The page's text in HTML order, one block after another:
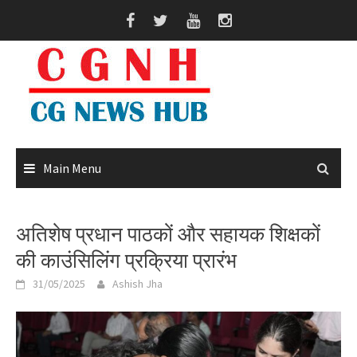
content
Main Menu
अतिशेष प्रधान पाठकों और सहायक शिक्षकों
की काउंसिलिंग प्रक्रिया प्रारंभ
31/05/2025 Ashish Jha